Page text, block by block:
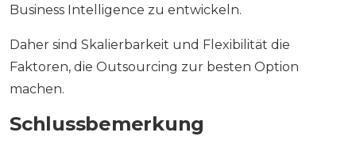
Business Intelligence zu entwickeln.
Daher sind Skalierbarkeit und Flexibilität die
Faktoren, die Outsourcing zur besten Option
machen.
Schlussbemerkung